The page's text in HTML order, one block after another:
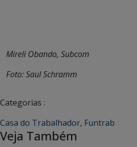
Mireli Obando, Subcom
Foto: Saul Schramm
Categorias :
Casa do Trabalhador, Funtrab
Veja Também